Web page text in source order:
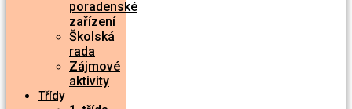
poradenské
zařízení
Školská
rada
Zájmové
aktivity
Třídy